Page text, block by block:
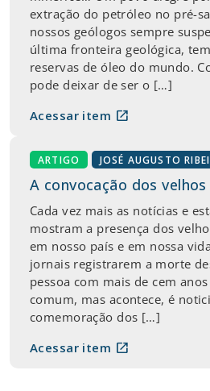
extração do petróleo no pré-
nossos geólogos sempre
última fronteira geológica,
reservas de óleo do mundo.
pode deixar de ser o […]
Acessar item open_in_new
ARTIGO JOSÉ AUGUSTO
A convocação dos velhos
Cada vez mais as notícias e
mostram a presença dos
em nosso país e em nossa
jornais registrarem a morte
pessoa com mais de cem
comum, mas acontece, é
comemoração dos […]
Acessar item open_in_new